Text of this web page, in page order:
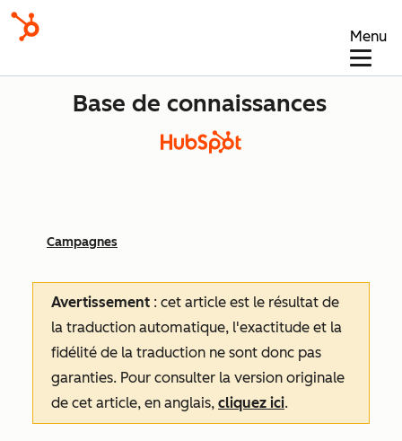
Menu
Base de connaissances
Campagnes
Avertissement : cet article est le résultat de
la traduction automatique, l'exactitude et la
fidélité de la traduction ne sont donc pas
garanties. Pour consulter la version originale
de cet article, en anglais, cliquez ici.